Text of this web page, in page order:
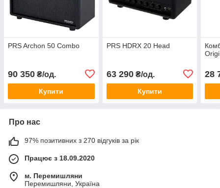
PRS Archon 50 Combo
90 350 ₴/од.
Купити
PRS HDRX 20 Head
63 290₴/од.
Купити
28
Про нас
97% позитивних з 270 відгуків за рік
Працює з 18.09.2020
м. Перемишляни
Перемишляни, Україна